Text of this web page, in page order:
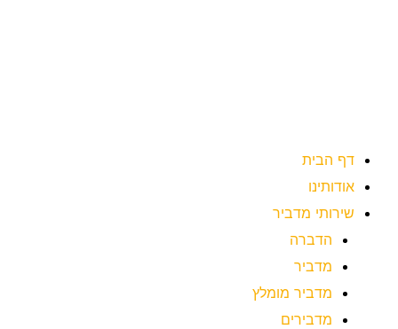
דף הבית
אודותינו
שירותי מדביר
הדברה
מדביר
מדביר מומלץ
מדבירים